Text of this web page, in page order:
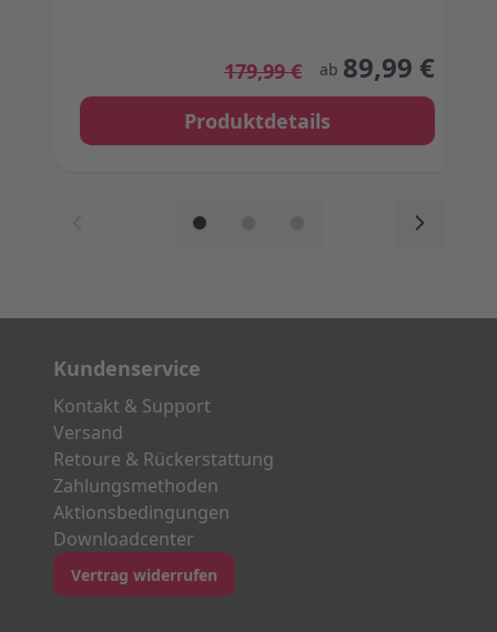
179,99 € ab 89,99 €
Produktdetails
Kundenservice
Kontakt & Support
Versand
Retoure & Rückerstattung
Zahlungsmethoden
Aktionsbedingungen
Downloadcenter
Vertrag widerrufen